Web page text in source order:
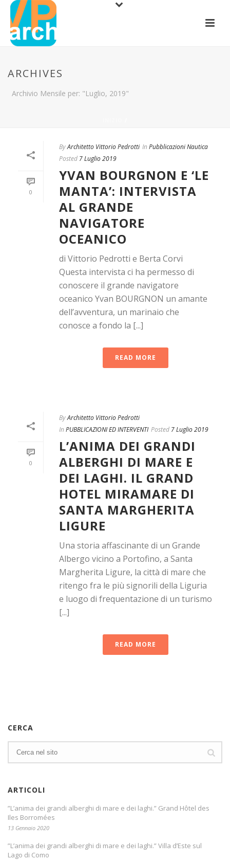
ARCHIVES
Archivio Mensile per: "Luglio, 2019"
0
ByArchitetto Vittorio Pedrotti In Pubblicazioni Nautica
Posted 7 Luglio 2019
YVAN BOURGNON E ‘LE
MANTA’: INTERVISTA
AL GRANDE
NAVIGATORE
OCEANICO
di Vittorio Pedrotti e Berta Corvi
Questa intervista ci ha permesso di
conoscere il grande navigatore
oceanico Yvan BOURGNON un amante
dell’avventura, un marinaio che
conosce a fondo la [...]
READ MORE
0
ByArchitetto Vittorio Pedrotti
In PUBBLICAZIONI ED INTERVENTI Posted 7 Luglio 2019
L’ANIMA DEI GRANDI
ALBERGHI DI MARE E
DEI LAGHI. IL GRAND
HOTEL MIRAMARE DI
SANTA MARGHERITA
LIGURE
Una storia affascinante di un Grande
Albergo vicino a Portofino, a Santa
Margherita Ligure, la città di mare che
ritengo fra le più signorili della Liguria
e luogo di frequentazione di un turismo
[...]
READ MORE
CERCA
ARTICOLI
”L’anima dei grandi alberghi di mare e dei laghi.” Grand Hôtel des
Iles Borromées
13 Gennaio 2020
”L’anima dei grandi alberghi di mare e dei laghi.” Villa d’Este sul
Lago di Como